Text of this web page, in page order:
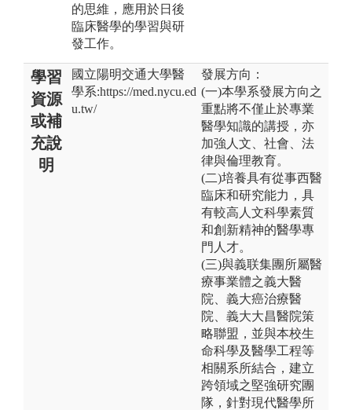
的思維，應用於日後
臨床醫學的學習與研
發工作。
學習
資源
或補
充說
明
國立陽明交通大學醫
學系:https://med.nycu.ed
u.tw/
發展方向：
(一)本學系發展方向之
重點將不僅止於專業
醫學知識的講授，亦
加強人文、社會、法
律與倫理教育。
(二)培養具有從事西醫
臨床和研究能力，具
有較高人文科學素質
和創新精神的醫學專
門人才。
(三)與義联集團所屬醫
療事業體之義大醫
院、義大癌治療醫
院、義大大昌醫院策
略聯盟，並與本校生
命科學及醫學工程等
相關系所結合，建立
跨領域之堅強研究團
隊，針對現代醫學所